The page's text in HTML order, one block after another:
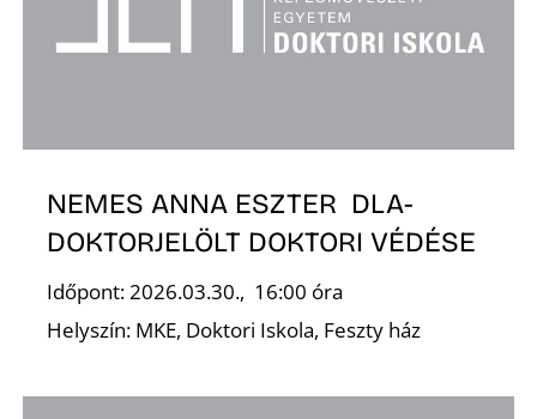
NEMES ANNA ESZTER DLA-
DOKTORJELÖLT DOKTORI VÉDÉSE
Időpont: 2026.03.30., 16:00 óra
Helyszín: MKE, Doktori Iskola, Feszty ház